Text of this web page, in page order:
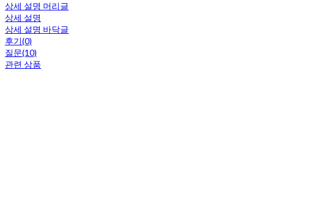
상세 설명 머리글
상세 설명
상세 설명 바닥글
후기(0)
질문(10)
관련 상품